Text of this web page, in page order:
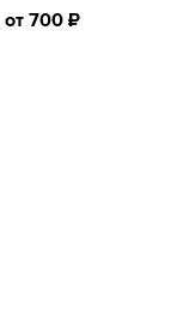
от 700 ₽